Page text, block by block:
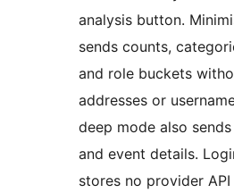
analysis button.
sends counts,
and role buckets
addresses or
deep mode also
and event details.
stores no provider API